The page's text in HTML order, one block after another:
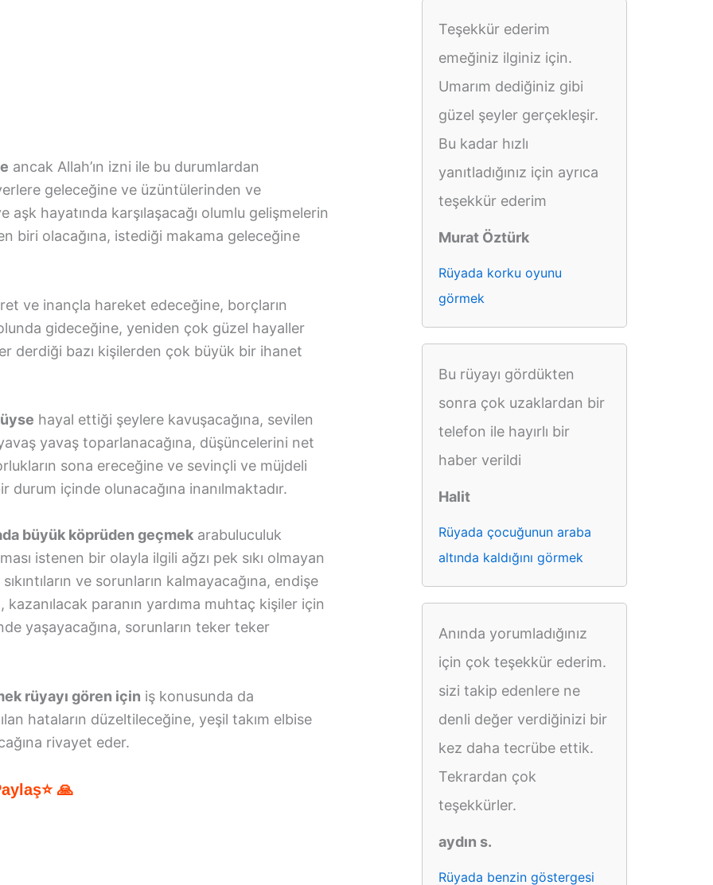
ancak Allah’ın izni ile bu durumlardan
geleceğine ve üzüntülerinden ve
aşk hayatında karşılaşacağı olumlu gelişmelerin
biri olacağına, istediği makama geleceğine
ve inançla hareket edeceğine, borçların
gideceğine, yeniden çok güzel hayaller
derdiği bazı kişilerden çok büyük bir ihanet
hayal ettiği şeylere kavuşacağına, sevilen
yavaş toparlanacağına, düşüncelerini net
sona ereceğine ve sevinçli ve müjdeli
durum içinde olunacağına inanılmaktadır.
büyük köprüden geçmek arabuluculuk
istenen bir olayla ilgili ağzı pek sıkı olmayan
ve sorunların kalmayacağına, endişe
kazanılacak paranın yardıma muhtaç kişiler için
yaşayacağına, sorunların teker teker
rüyayı gören için iş konusunda da
hataların düzeltileceğine, yeşil takım elbise
rivayet eder.
🙏
Teşekkür ederim
emeğiniz ilginiz için.
Umarım dediğiniz gibi
güzel şeyler gerçekleşir.
Bu kadar hızlı
yanıtladığınız için ayrıca
teşekkür ederim
Murat Öztürk
Rüyada korku oyunu
görmek
Bu rüyayı gördükten
sonra çok uzaklardan bir
telefon ile hayırlı bir
haber verildi
Halit
Rüyada çocuğunun araba
altında kaldığını görmek
Anında yorumladığınız
için çok teşekkür ederim.
sizi takip edenlere ne
denli değer verdiğinizi bir
kez daha tecrübe ettik.
Tekrardan çok
teşekkürler.
aydın s.
Rüyada benzin göstergesi